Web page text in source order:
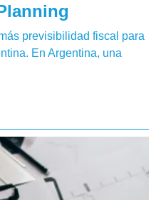
previsibilidad fiscal para
En Argentina, una